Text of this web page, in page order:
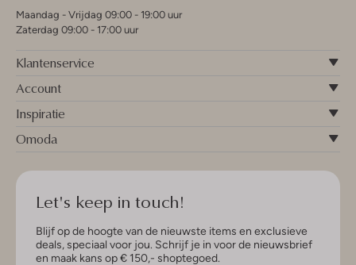
Maandag - Vrijdag 09:00 - 19:00 uur
Zaterdag 09:00 - 17:00 uur
Klantenservice
Account
Inspiratie
Omoda
Let's keep in touch!
Blijf op de hoogte van de nieuwste items en exclusieve
deals, speciaal voor jou. Schrijf je in voor de nieuwsbrief
en maak kans op € 150,- shoptegoed.